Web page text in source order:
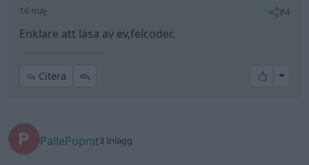
16 maj #4
Enklare att läsa av ev,felcoder.
Citera All
PallePopnit3 Inlägg